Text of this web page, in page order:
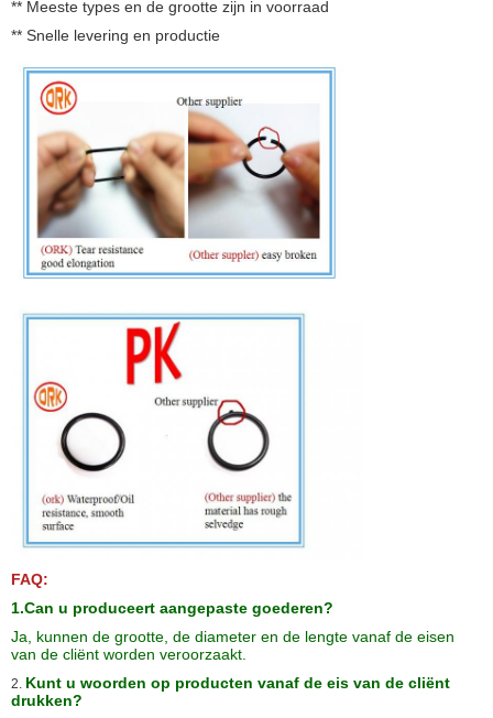
** Meeste types en de grootte zijn in voorraad
** Snelle levering en productie
FAQ:
1.Can u produceert aangepaste goederen?
Ja, kunnen de grootte, de diameter en de lengte vanaf de eisen
van de cliënt worden veroorzaakt.
2. Kunt u woorden op producten vanaf de eis van de cliënt
drukken?